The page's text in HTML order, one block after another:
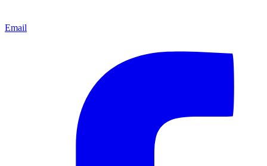
Email